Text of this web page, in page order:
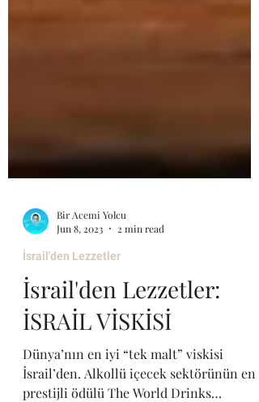
Bir Acemi Yolcu
Jun 8, 2023
2 min read
İsrail'den Lezzetler
İsrail'den Lezzetler: